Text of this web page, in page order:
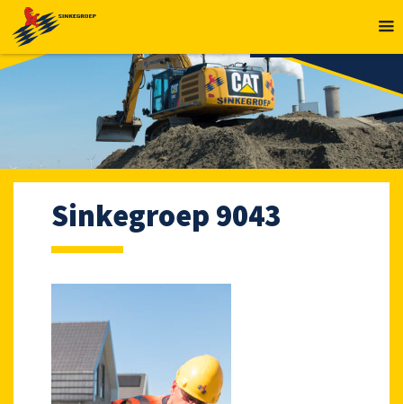
Sinkegroep 9043